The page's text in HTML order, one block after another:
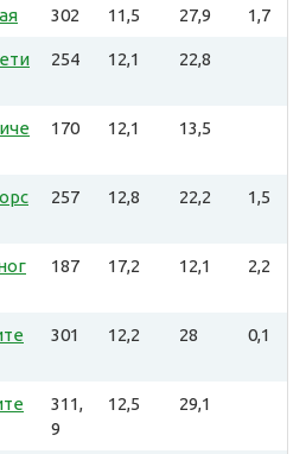
302 11,5 27,9 1,7
254 12,1 22,8
170 12,1 13,5
257 12,8 22,2 1,5
187 17,2 12,1 2,2
301 12,2 28 0,1
311,
9
12,5 29,1